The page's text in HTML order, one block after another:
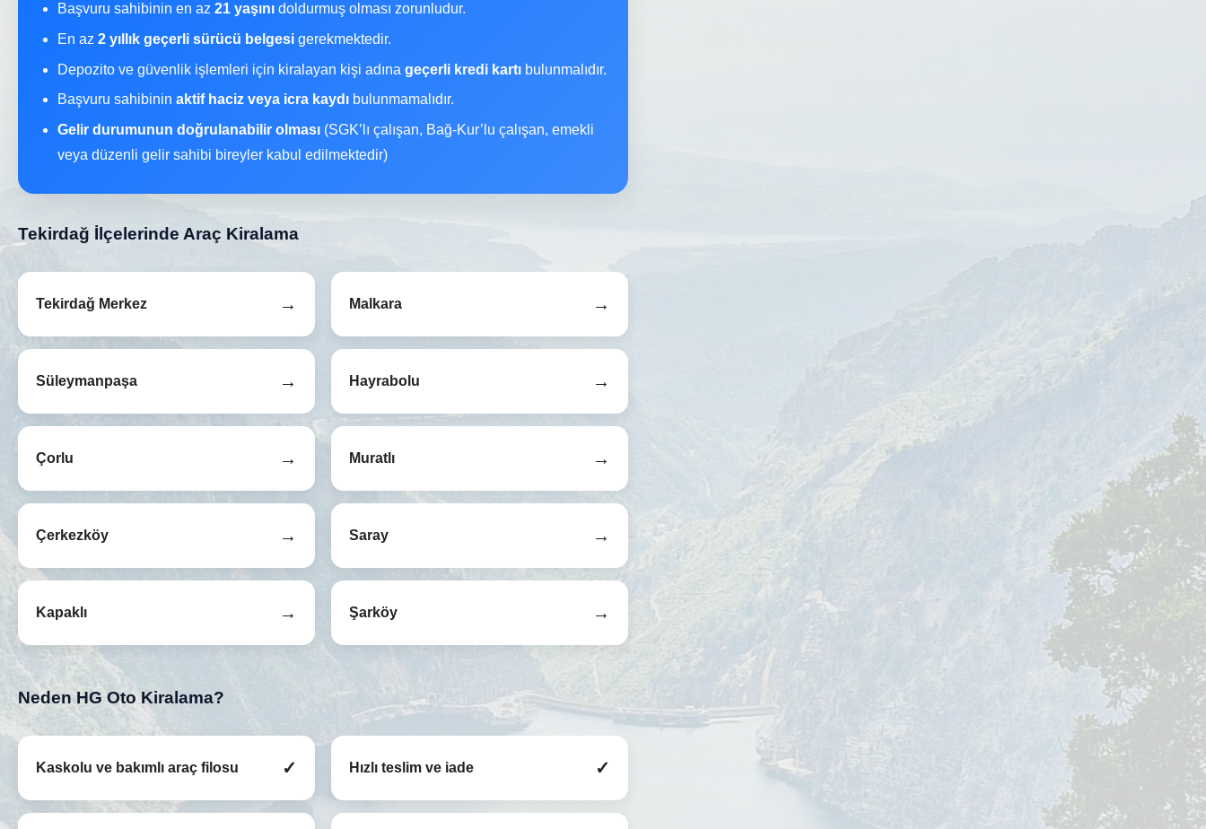
Başvuru sahibinin en az 21 yaşını doldurmuş olması zorunludur.
En az 2 yıllık geçerli sürücü belgesi gerekmektedir.
Depozito ve güvenlik işlemleri için kiralayan kişi adına geçerli kredi kartı bulunmalıdır.
Başvuru sahibinin aktif haciz veya icra kaydı bulunmamalıdır.
Gelir durumunun doğrulanabilir olması (SGK’lı çalışan, Bağ-Kur’lu çalışan, emekli
veya düzenli gelir sahibi bireyler kabul edilmektedir)
Tekirdağ İlçelerinde Araç Kiralama
Tekirdağ Merkez →
Süleymanpaşa →
Çorlu →
Çerkezköy →
Kapaklı →
Malkara →
Hayrabolu →
Muratlı →
Saray →
Şarköy →
Neden HG Oto Kiralama?
Kaskolu ve bakımlı araç filosu ✓ Hızlı teslim ve iade ✓